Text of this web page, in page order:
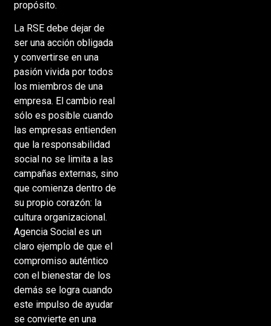
propósito.
La RSE debe dejar de
ser una acción obligada
y convertirse en una
pasión vivida por todos
los miembros de una
empresa. El cambio real
sólo es posible cuando
las empresas entienden
que la responsabilidad
social no se limita a las
campañas externas, sino
que comienza dentro de
su propio corazón: la
cultura organizacional.
Agencia Social es un
claro ejemplo de que el
compromiso auténtico
con el bienestar de los
demás se logra cuando
este impulso de ayudar
se convierte en una